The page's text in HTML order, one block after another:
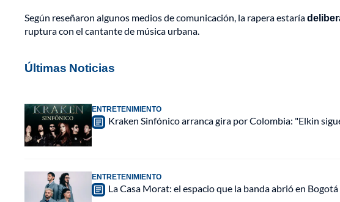
Según reseñaron algunos medios de comunicación, la rapera estaría
ruptura con el cantante de música urbana.
Últimas Noticias
ENTRETENIMIENTO
Kraken Sinfónico arranca gira por Colombia: "Elkin
ENTRETENIMIENTO
La Casa Morat: el espacio que la banda abrió en